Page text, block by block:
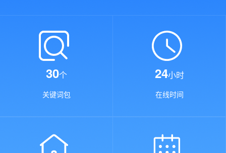
30个
关键词包
24小时
在线时间